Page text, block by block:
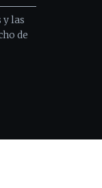
las
de